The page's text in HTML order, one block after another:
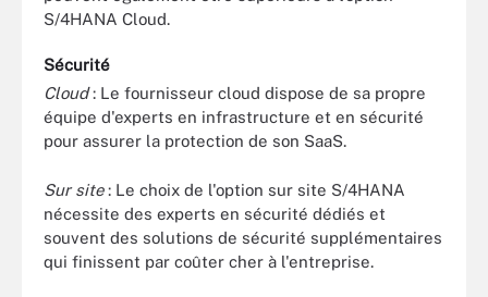
S/4HANA Cloud.
Sécurité
Cloud: Le fournisseur cloud dispose de sa propre
équipe d'experts en infrastructure et en sécurité
pour assurer la protection de son SaaS.
Sur site: Le choix de l'option sur site S/4HANA
nécessite des experts en sécurité dédiés et
souvent des solutions de sécurité supplémentaires
qui finissent par coûter cher à l'entreprise.